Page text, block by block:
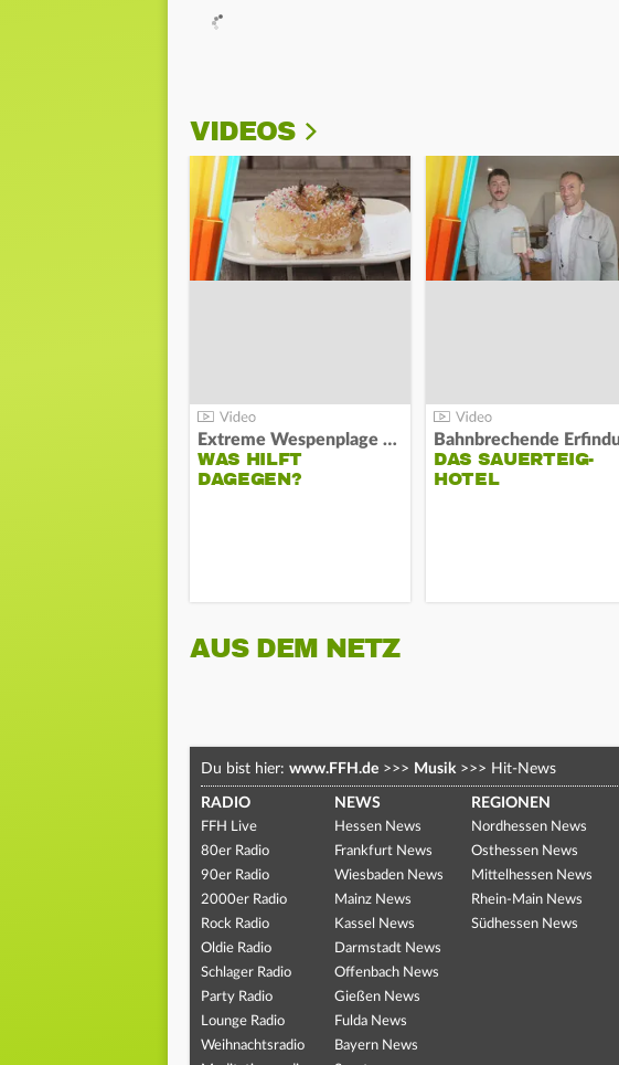
VIDEOS
Extreme Wespenplage 2026:
WAS HILFT
DAGEGEN?
DAS SAUERTEIG-
HOTEL
AUS DEM NETZ
Du bist hier: www.FFH.de >>> Musik >>> Hit-News
RADIO
FFH Live
80er Radio
90er Radio
2000er Radio
Rock Radio
Oldie Radio
Schlager Radio
Party Radio
Lounge Radio
Weihnachtsradio
NEWS
Hessen News
Frankfurt News
Wiesbaden News
Mainz News
Kassel News
Darmstadt News
Offenbach News
Gießen News
Fulda News
Bayern News
REGIONEN
Nordhessen News
Osthessen News
Mittelhessen News
Rhein-Main News
Südhessen News